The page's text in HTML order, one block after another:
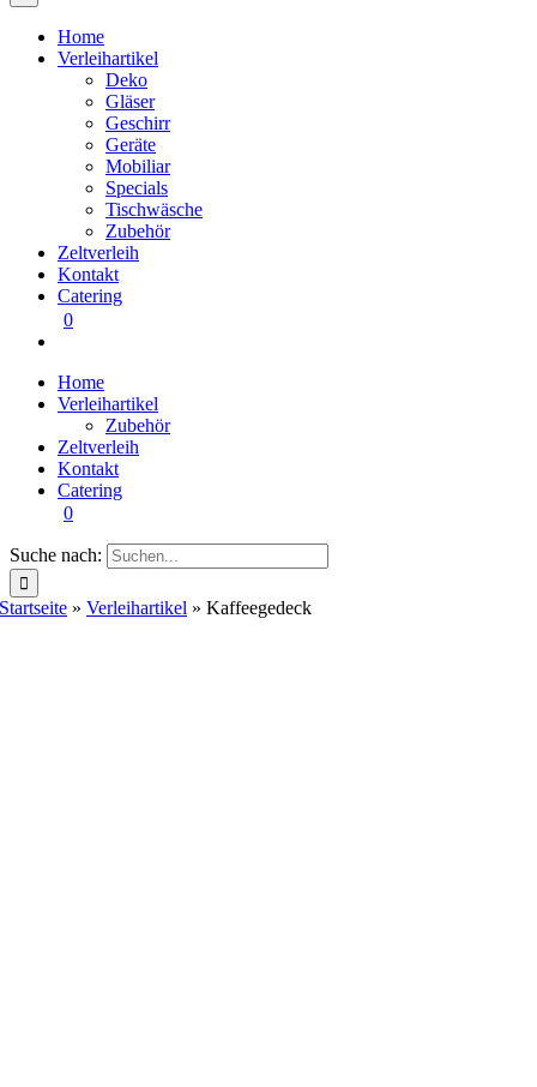
Home
Verleihartikel
Deko
Gläser
Geschirr
Geräte
Mobiliar
Specials
Tischwäsche
Zubehör
Zeltverleih
Kontakt
Catering
0
Home
Verleihartikel
Zubehör
Zeltverleih
Kontakt
Catering
0
Suche nach:
Startseite »Verleihartikel »Kaffeegedeck